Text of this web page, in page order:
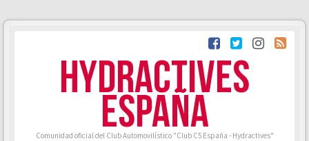
HYDRACTIVES
ESPAÑA
Comunidad oficial del Club Automovilístico "Club C5 España - Hydractives"